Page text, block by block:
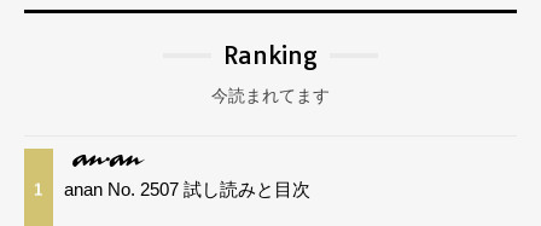
Ranking
今読まれてます
1 anan No. 2507 試し読みと目次